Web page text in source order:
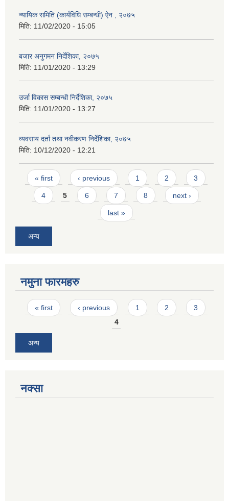
न्यायिक समिति (कार्यविधि सम्बन्धी) ऐन , २०७५
मिति: 11/02/2020 - 15:05
बजार अनुगमन निर्देशिका, २०७५
मिति: 11/01/2020 - 13:29
उर्जा विकास सम्बन्धी निर्देशिका, २०७५
मिति: 11/01/2020 - 13:27
व्यवसाय दर्ता तथा नवीकरण निर्देशिका, २०७५
मिति: 10/12/2020 - 12:21
Pages
« first ‹ previous 1 2 3
4 5 6 7 8 next ›
last »
अन्य
नमुना फारमहरु
Pages
« first ‹ previous 1 2
3
4
अन्य
नक्सा